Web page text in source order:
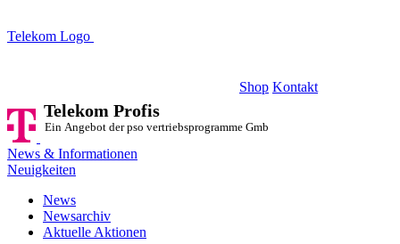
Telekom Logo
Shop Kontakt
Telekom Profis
Ein Angebot der pso vertriebsprogramme GmbH
News & Informationen
Neuigkeiten
News
Newsarchiv
Aktuelle Aktionen